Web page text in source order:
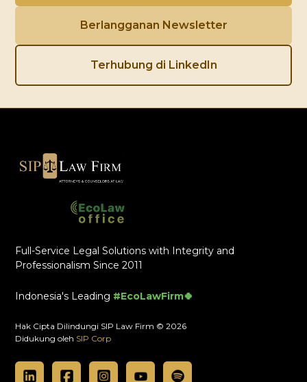
Berlangganan Newsletter
Terhubung di LinkedIn
Full-Service Legal Solutions with Integrity and
Professionalism Since 2011
Indonesia's Leading #EcoLawFirm🍀
Hak Cipta Dilindungi SIP Law Firm © 2026
Didukung oleh SIP Corp